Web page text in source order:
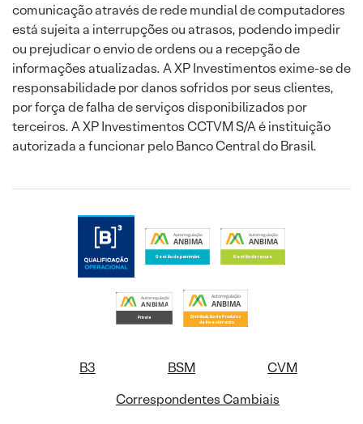
comunicação através de rede mundial de computadores
está sujeita a interrupções ou atrasos, podendo impedir
ou prejudicar o envio de ordens ou a recepção de
informações atualizadas. A XP Investimentos exime-se de
responsabilidade por danos sofridos por seus clientes,
por força de falha de serviços disponibilizados por
terceiros. A XP Investimentos CCTVM S/A é instituição
autorizada a funcionar pelo Banco Central do Brasil.
B3 BSM
CVM
Correspondentes Cambiais